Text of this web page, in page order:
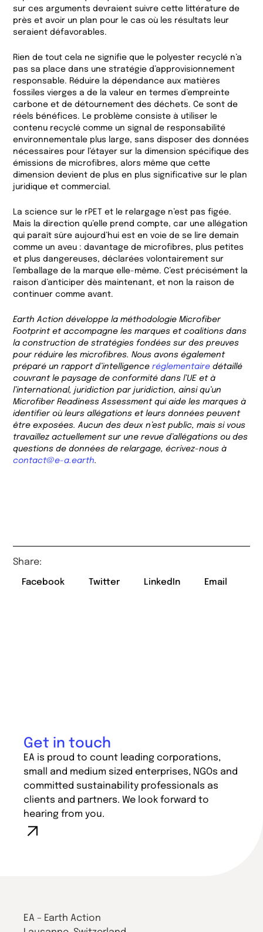
sur ces arguments devraient suivre cette littérature de
près et avoir un plan pour le cas où les résultats leur
seraient défavorables.
Rien de tout cela ne signifie que le polyester recyclé n’a
pas sa place dans une stratégie d’approvisionnement
responsable. Réduire la dépendance aux matières
fossiles vierges a de la valeur en termes d’empreinte
carbone et de détournement des déchets. Ce sont de
réels bénéfices. Le problème consiste à utiliser le
contenu recyclé comme un signal de responsabilité
environnementale plus large, sans disposer des données
nécessaires pour l’étayer sur la dimension spécifique des
émissions de microfibres, alors même que cette
dimension devient de plus en plus significative sur le plan
juridique et commercial.
La science sur le rPET et le relargage n’est pas figée.
Mais la direction qu’elle prend compte, car une allégation
qui paraît sûre aujourd’hui est en voie de se lire demain
comme un aveu : davantage de microfibres, plus petites
et plus dangereuses, déclarées volontairement sur
l’emballage de la marque elle-même. C’est précisément la
raison d’anticiper dès maintenant, et non la raison de
continuer comme avant.
Earth Action développe la méthodologie Microfiber
Footprint et accompagne les marques et coalitions dans
la construction de stratégies fondées sur des preuves
pour réduire les microfibres. Nous avons également
préparé un rapport d’intelligenceréglementaire détaillé
couvrant le paysage de conformité dans l’UE et à
l’international, juridiction par juridiction, ainsi qu’un
Microfiber Readiness Assessment qui aide les marques à
identifier où leurs allégations et leurs données peuvent
être exposées. Aucun des deux n’est public, mais si vous
travaillez actuellement sur une revue d’allégations ou des
questions de données de relargage, écrivez-nous à
contact@e-a.earth.
Share:
Facebook Twitter LinkedIn Email
Get in touch
EA is proud to count leading corporations,
small and medium sized enterprises, NGOs and
committed sustainability professionals as
clients and partners. We look forward to
hearing from you.
EA – Earth Action